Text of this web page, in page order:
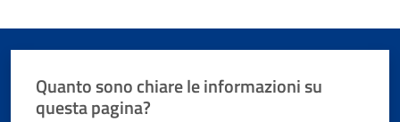
Quanto sono chiare le informazioni su
questa pagina?